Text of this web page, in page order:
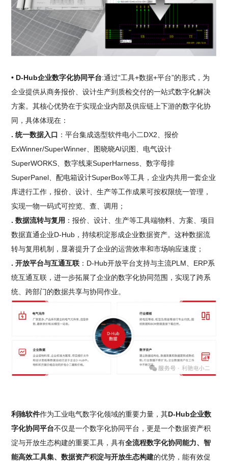
• D-Hub企业数字化协同平台:通过“工具+数据+平台”的形式，为
企业提供从商务报价、设计生产到质检交付的一站式数字化解决
方案。其核心优势在于实现企业内部及供应链上下游的数字化协
同，具体体现在：
. 统一数据入口 ：平台集成选型软件电小二DX2、报价
ExWinner/SuperWinner、图晓晓AI识图、电气设计
SuperWORKS、数字线束SuperHarness、数字母排
SuperPanel、配电箱设计SuperBox等工具，企业内共用一套企业
库进行工作，报价、设计、生产等工作成果可按权限统一管理，
实现一物一码式可控览、查、调用；
. 数据流转与复用 ：报价、设计、生产等工具端物料、方案、项目
数据直通企业D-Hub，持续积淀形成企业数据资产。这种数据流
转与复用机制，显著提升了企业的运营效率和市场响应速度；
. 开放平台与互通互联 ：D-Hub开放平台支持与主流PLM、ERP系
统互通互联，进一步拓展了企业的数字化协同范围，实现了跨系
统、跨部门的数据共享与协同作业。
利驰软件作为工业电气数字化领域的重要力量，其D-Hub企业数
字化协同平台不仅是一个数字化协同平台，更是一个数据资产积
淀与开放生态构建的重要工具，具有全流程数字化协同能力、智
能高效工具集、数据资产积淀与开放生态构建的优势，能有效促